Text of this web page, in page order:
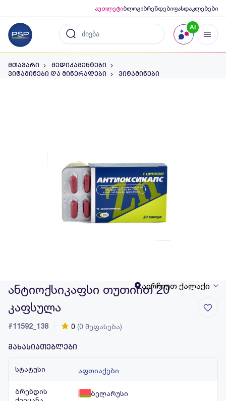
აუთლეტიბლოგიბრენდებიფასდაკლებები
AI
მთავარი
მედიკამენტები
ვიტამინები და მინერალები
ვიტამინები
ანტიოქსიკაფსი თუთიით 20
კაფსულა
#11592_138 0 (0 შეფასება)
მახასიათებლები
სტატუსი აფთიაქები
ბრენდის
ბელარუსი
აირჩიეთ ქალაქი